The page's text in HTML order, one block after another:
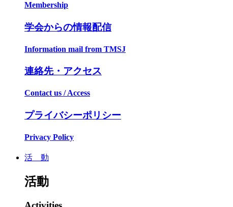
Membership
学会からの情報配信
Information mail from TMSJ
連絡先・アクセス
Contact us / Access
プライバシーポリシー
Privacy Policy
活 動
活動